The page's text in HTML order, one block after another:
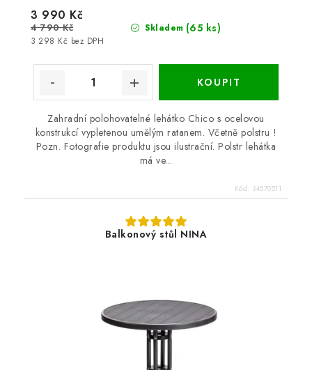
Skladem (65 ks)
3 298 Kč bez DPH
3 990 Kč
4 790 Kč
Zahradní polohovatelné lehátko Chico s ocelovou
konstrukcí vypletenou umělým ratanem. Včetně polstru !
Pozn. Fotografie produktu jsou ilustrační. Polstr lehátka
má ve...
Kód: 34570511
Balkonový stůl NINA